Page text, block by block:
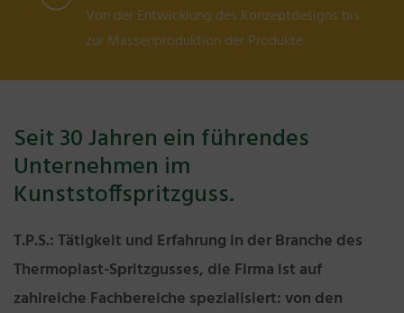
Von der Entwicklung des Konzeptdesigns bis
zur Massenproduktion der Produkte.
Seit 30 Jahren ein führendes
Unternehmen im
Kunststoffspritzguss.
T.P.S.: Tätigkeit und Erfahrung in der Branche des
Thermoplast-Spritzgusses, die Firma ist auf
zahlreiche Fachbereiche spezialisiert: von den